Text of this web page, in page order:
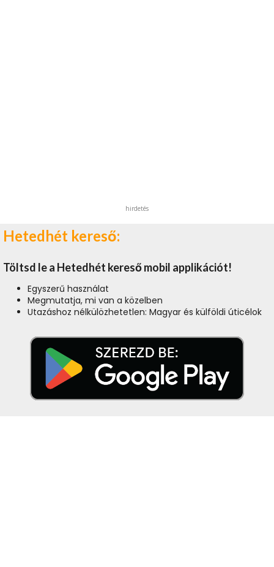
hirdetés
Hetedhét kereső:
Töltsd le a Hetedhét kereső mobil applikációt!
Egyszerű használat
Megmutatja, mi van a közelben
Utazáshoz nélkülözhetetlen: Magyar és külföldi úticélok